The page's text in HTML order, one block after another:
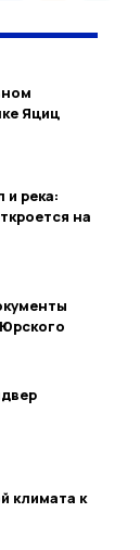
Яциц
и река:
на
климата к